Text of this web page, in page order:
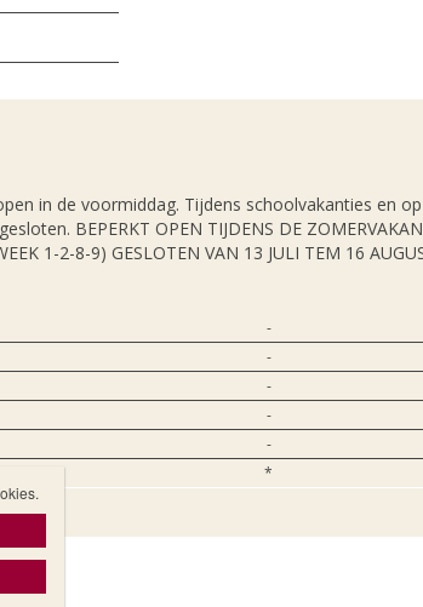
in de voormiddag. Tijdens schoolvakanties en
BEPERKT OPEN TIJDENS DE
1-2-8-9) GESLOTEN VAN 13 JULI TEM 16
-
-
-
-
-
*